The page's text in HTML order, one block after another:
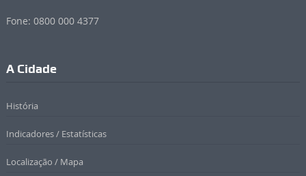
Fone: 0800 000 4377
A Cidade
História
Indicadores / Estatísticas
Localização / Mapa